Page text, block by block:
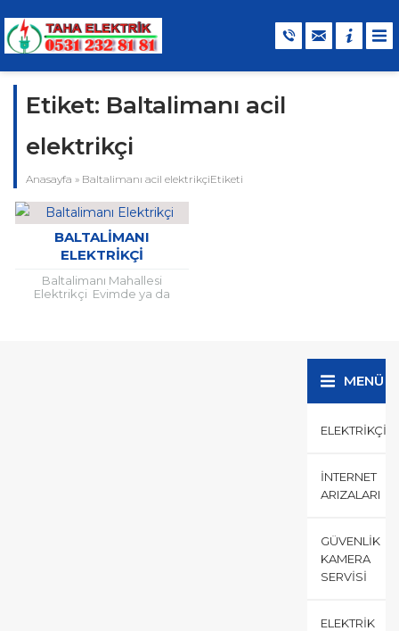
Etiket: Baltalimanı acil
elektrikçi
Anasayfa » Baltalimanı acil elektrikçiEtiketi
BALTALIMANI
ELEKTRIKÇI
Baltalimanı Mahallesi
Elektrikçi Evimde ya da
MENÜ
ELEKTRIKÇI
İNTERNET
ARIZALARI
GÜVENLIK
KAMERA
SERVISI
ELEKTRIK